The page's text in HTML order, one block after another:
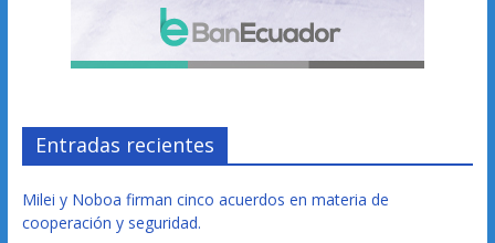
Entradas recientes
Milei y Noboa firman cinco acuerdos en materia de
cooperación y seguridad.